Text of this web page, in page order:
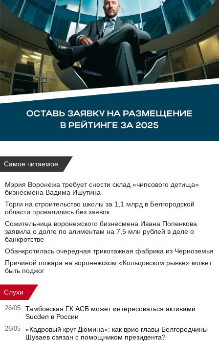
Самое читаемое
Мэрия Воронежа требует снести склад «чипсового детища»
бизнесмена Вадима Ишутина
Торги на строительство школы за 1,1 млрд в Белгородской
области провалились без заявок
Сожительница воронежского бизнесмена Ивана Попенкова
заявила о долге по алиментам на 7,5 млн рублей в деле о
банкротстве
Обанкротилась очередная трикотажная фабрика из Черноземья
Причиной пожара на воронежском «Кольцовском рынке» может
быть поджог
Слухи
26/05
Тамбовская ГК АСБ может интересоваться активами
Sucden в России
26/05
«Кадровый круг Дюмина»: как врио главы Белгородчины
Шуваев связан с помощником президента?